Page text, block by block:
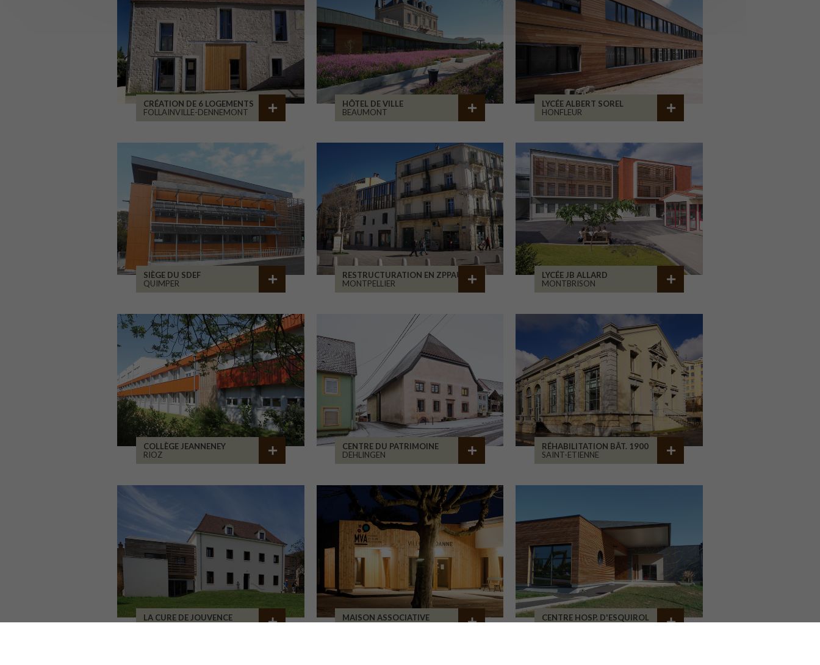
CRÉATION DE 6 LOGEMENTS
FOLLAINVILLE-DENNEMONT
HÔTEL DE VILLE
BEAUMONT
LYCÉE ALBERT SOREL
HONFLEUR
SIÈGE DU SDEF
QUIMPER
RESTRUCTURATION EN ZPPAUP
MONTPELLIER
LYCÉE JB ALLARD
MONTBRISON
COLLÈGE JEANNENEY
RIOZ
CENTRE DU PATRIMOINE
DEHLINGEN
RÉHABILITATION BÂT. 1900
SAINT-ETIENNE
LA CURE DE JOUVENCE
MAISON ASSOCIATIVE
CENTRE HOSP. D'ESQUIROL